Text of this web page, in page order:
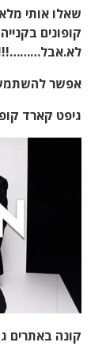
שאלו אותי
קופונים
אפשר
גיפט קארד
קונה באתרים